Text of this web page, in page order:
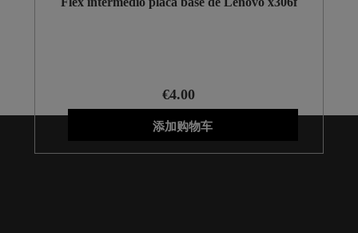
€4.00
添加购物车